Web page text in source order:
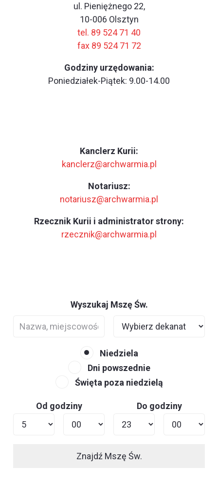
ul. Pieniężnego 22,
10-006 Olsztyn
tel. 89 524 71 40
fax 89 524 71 72
Godziny urzędowania:
Poniedziałek-Piątek: 9.00-14.00
Kanclerz Kurii:
kanclerz@archwarmia.pl
Notariusz:
notariusz@archwarmia.pl
Rzecznik Kurii i administrator strony:
rzecznik@archwarmia.pl
Wyszukaj Mszę Św.
Niedziela
Dni powszednie
Święta poza niedzielą
Od godziny Do godziny
Znajdź Mszę Św.